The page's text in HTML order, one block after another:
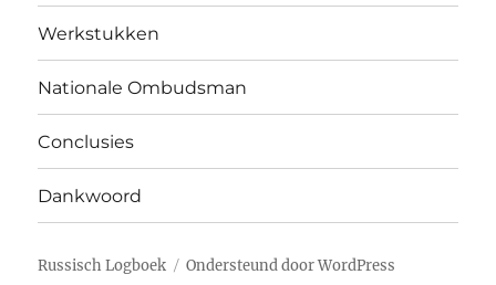
Werkstukken
Nationale Ombudsman
Conclusies
Dankwoord
Russisch Logboek Ondersteund door WordPress